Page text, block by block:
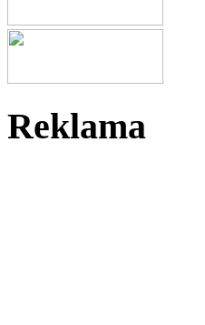
Reklama